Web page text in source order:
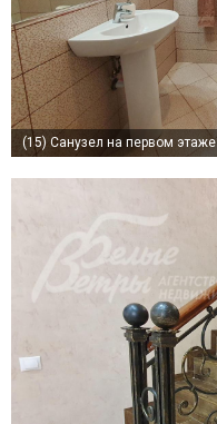
(15) Санузел на первом этаже